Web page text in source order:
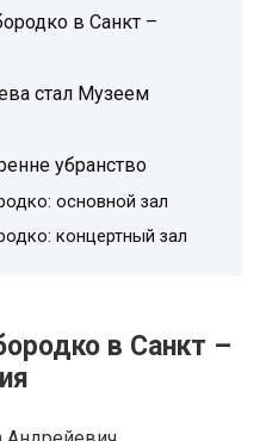
в Санкт –
стал Музеем
убранство
основной зал
концертный зал
в Санкт –